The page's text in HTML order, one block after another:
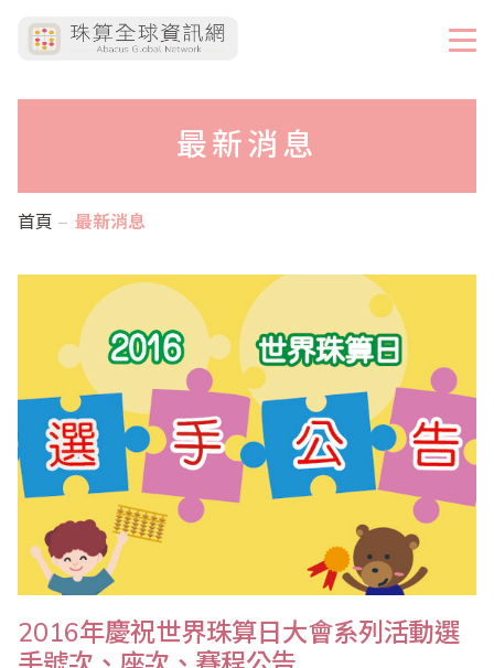
最新消息
首頁 最新消息
2016年慶祝世界珠算日大會系列活動選